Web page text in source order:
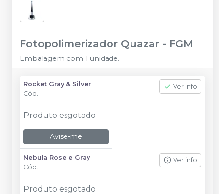
Fotopolimerizador Quazar - FGM
Embalagem com 1 unidade.
Rocket Gray & Silver
Cód.
Ver info
Produto esgotado
Avise-me
Nebula Rose e Gray
Cód.
Ver info
Produto esgotado